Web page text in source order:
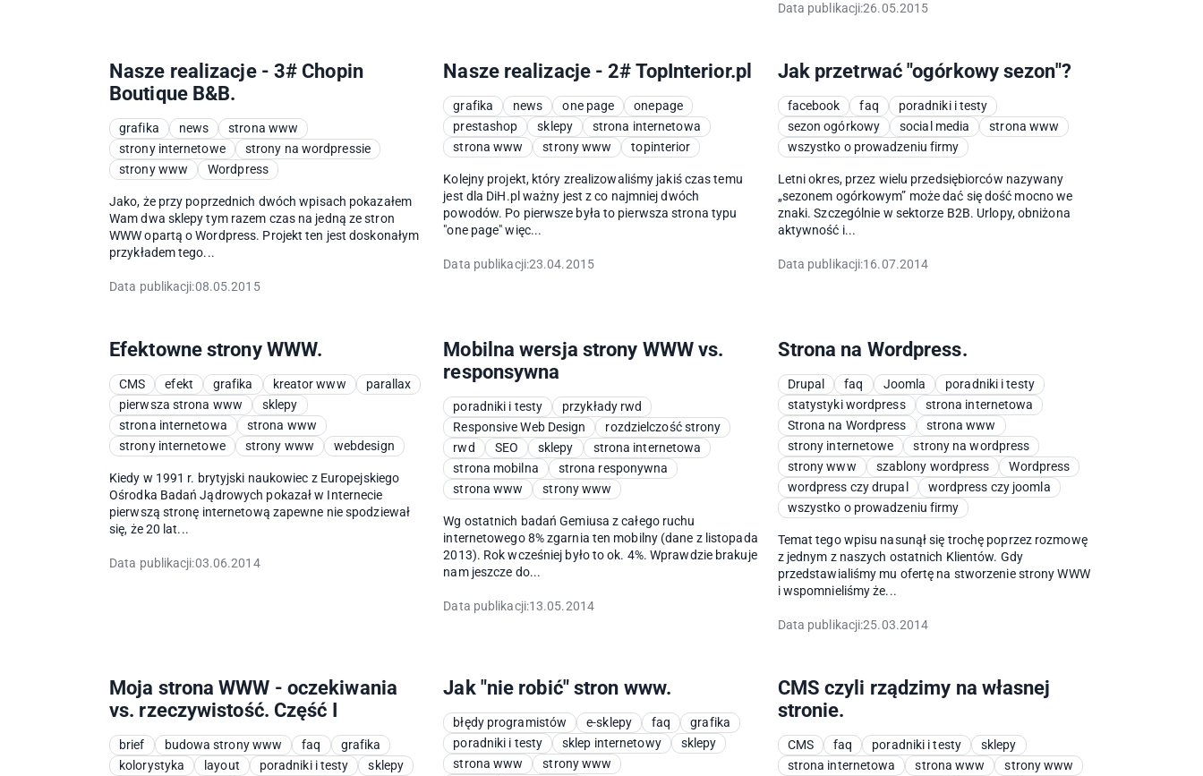
Data publikacji:26.05.2015
Nasze realizacje - 3# Chopin
Boutique B&B.
grafika news
strona www
strony internetowe
strony na wordpressie
strony www
Wordpress
Jako, że przy poprzednich dwóch wpisach pokazałem
Wam dwa sklepy tym razem czas na jedną ze stron
WWW opartą o Wordpress. Projekt ten jest doskonałym
przykładem tego...
Data publikacji:08.05.2015
Nasze realizacje - 2# TopInterior.pl
grafika news one page
onepage
prestashop
sklepy
strona internetowa
strona www
strony www topinterior
Kolejny projekt, który zrealizowaliśmy jakiś czas temu
jest dla DiH.pl ważny jest z co najmniej dwóch
powodów. Po pierwsze była to pierwsza strona typu
"one page" więc...
Data publikacji:23.04.2015
Jak przetrwać "ogórkowy sezon"?
facebook faq
poradniki i testy
sezon ogórkowy
social media
strona www
wszystko o prowadzeniu firmy
Letni okres, przez wielu przedsiębiorców nazywany
„sezonem ogórkowym” może dać się dość mocno we
znaki. Szczególnie w sektorze B2B. Urlopy, obniżona
aktywność i...
Data publikacji:16.07.2014
Efektowne strony WWW.
CMS efekt grafika kreator www
parallax
pierwsza strona www
sklepy
strona internetowa
strona www
strony internetowe
strony www webdesign
Kiedy w 1991 r. brytyjski naukowiec z Europejskiego
Ośrodka Badań Jądrowych pokazał w Internecie
pierwszą stronę internetową zapewne nie spodziewał
się, że 20 lat...
Data publikacji:03.06.2014
Mobilna wersja strony WWW vs.
responsywna
poradniki i testy
przykłady rwd
Responsive Web Design
rozdzielczość strony
rwd
SEO sklepy
strona internetowa
strona mobilna
strona responywna
strona www
strony www
Wg ostatnich badań Gemiusa z całego ruchu
internetowego 8% zgarnia ten mobilny (dane z listopada
2013). Rok wcześniej było to ok. 4%. Wprawdzie brakuje
nam jeszcze do...
Data publikacji:13.05.2014
Strona na Wordpress.
Drupal faq Joomla
poradniki i testy
statystyki wordpress
strona internetowa
Strona na Wordpress
strona www
strony internetowe
strony na wordpress
strony www
szablony wordpress
Wordpress
wordpress czy drupal
wordpress czy joomla
wszystko o prowadzeniu firmy
Temat tego wpisu nasunął się trochę poprzez rozmowę
z jednym z naszych ostatnich Klientów. Gdy
przedstawialiśmy mu ofertę na stworzenie strony WWW
i wspomnieliśmy że...
Data publikacji:25.03.2014
Moja strona WWW - oczekiwania
vs. rzeczywistość. Część I
brief budowa strony www faq
grafika
kolorystyka
layout poradniki i testy
sklepy
Jak "nie robić" stron www.
błędy programistów e-sklepy faq
grafika
poradniki i testy
sklep internetowy
sklepy
strona www
strony www
CMS czyli rządzimy na własnej
stronie.
CMS faq poradniki i testy
sklepy
strona internetowa
strona www
strony www